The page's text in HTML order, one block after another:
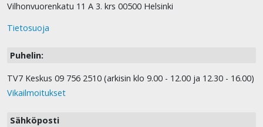
Vilhonvuorenkatu 11 A 3. krs 00500 Helsinki
Tietosuoja
Puhelin:
TV7 Keskus 09 756 2510 (arkisin klo 9.00 - 12.00 ja 12.30 - 16.00)
Vikailmoitukset
Sähköposti